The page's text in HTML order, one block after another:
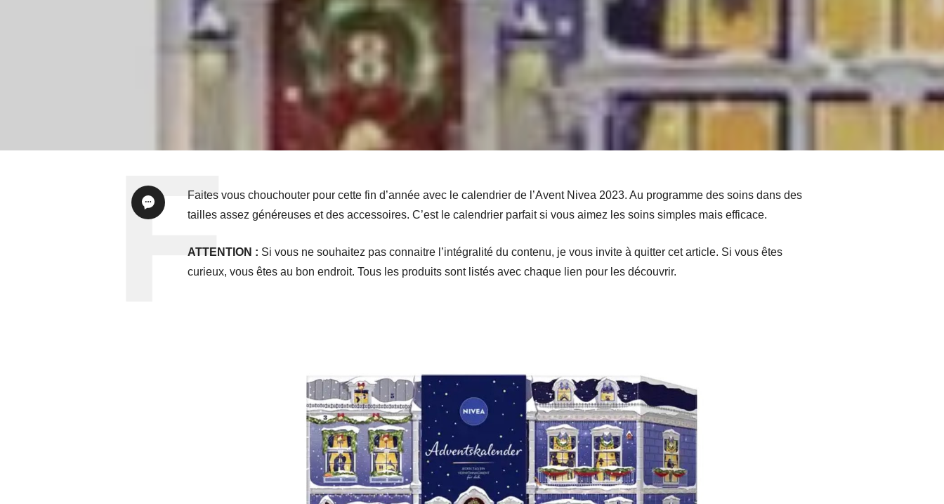
Faites vous chouchouter pour cette fin d’année avec le calendrier de l’Avent Nivea 2023. Au programme des soins dans des
tailles assez généreuses et des accessoires. C’est le calendrier parfait si vous aimez les soins simples mais efficace.
ATTENTION : Si vous ne souhaitez pas connaitre l’intégralité du contenu, je vous invite à quitter cet article. Si vous êtes
curieux, vous êtes au bon endroit. Tous les produits sont listés avec chaque lien pour les découvrir.